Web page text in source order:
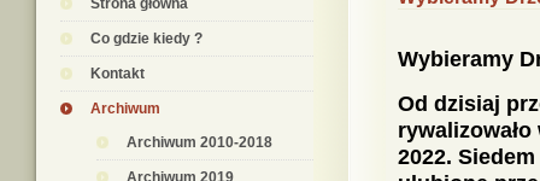
Strona główna
Co gdzie kiedy ?
Kontakt
Archiwum
Archiwum 2010-2018
Archiwum 2019
Wybieramy
Od dzisiaj
2022.